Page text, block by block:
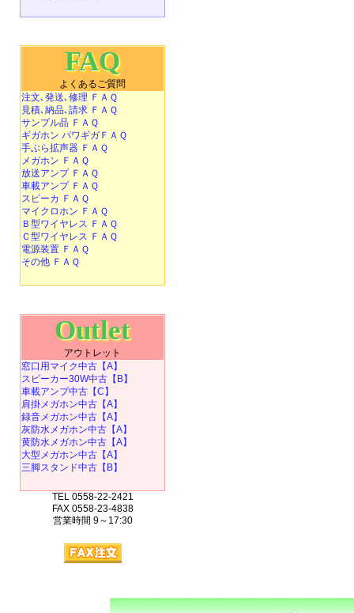
FAQ
よくあるご質問
注文､発送､修理 ＦＡＱ
見積､納品､請求 ＦＡＱ
サンプル品 ＦＡＱ
ギガホン パワギガＦＡＱ
手ぶら拡声器 ＦＡＱ
メガホン ＦＡＱ
放送アンプ ＦＡＱ
車載アンプ ＦＡＱ
スピーカ ＦＡＱ
マイクロホン ＦＡＱ
Ｂ型ワイヤレス ＦＡＱ
Ｃ型ワイヤレス ＦＡＱ
電源装置 ＦＡＱ
その他 ＦＡＱ
Outlet
アウトレット
窓口用マイク中古【A】
スピーカー30W中古【B】
車載アンプ中古【C】
肩掛メガホン中古【A】
録音メガホン中古【A】
灰防水メガホン中古【A】
黄防水メガホン中古【A】
大型メガホン中古【A】
三脚スタンド中古【B】
TEL 0558-22-2421
FAX 0558-23-4838
営業時間 9～17:30